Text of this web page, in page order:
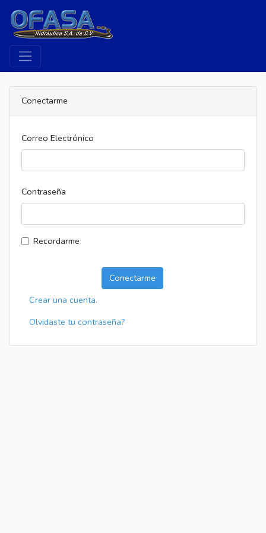
Conectarme
Correo Electrónico
Contraseña
Recordarme
Conectarme
Crear una cuenta.
Olvidaste tu contraseña?